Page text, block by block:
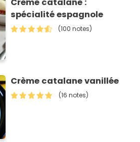
spécialité espagnole
(100 notes)
Crème catalane vanillée
(16 notes)